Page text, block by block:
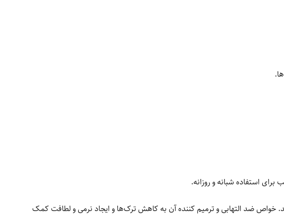
خواص ضد التهابی و ترمیم کننده آن به کاهش ترک‌ها و ایجاد نرمی و لطافت کمک